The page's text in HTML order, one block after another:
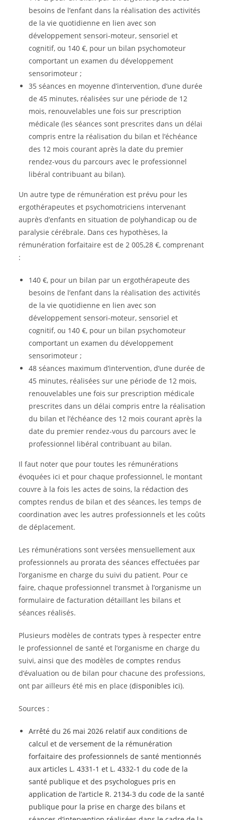
besoins de l’enfant dans la réalisation des activités
de la vie quotidienne en lien avec son
développement sensori-moteur, sensoriel et
cognitif, ou 140 €, pour un bilan psychomoteur
comportant un examen du développement
sensorimoteur ;
35 séances en moyenne d’intervention, d’une durée
de 45 minutes, réalisées sur une période de 12
mois, renouvelables une fois sur prescription
médicale (les séances sont prescrites dans un délai
compris entre la réalisation du bilan et l’échéance
des 12 mois courant après la date du premier
rendez-vous du parcours avec le professionnel
libéral contribuant au bilan).
Un autre type de rémunération est prévu pour les
ergothérapeutes et psychomotriciens intervenant
auprès d’enfants en situation de polyhandicap ou de
paralysie cérébrale. Dans ces hypothèses, la
rémunération forfaitaire est de 2 005,28 €, comprenant
:
140 €, pour un bilan par un ergothérapeute des
besoins de l’enfant dans la réalisation des activités
de la vie quotidienne en lien avec son
développement sensori-moteur, sensoriel et
cognitif, ou 140 €, pour un bilan psychomoteur
comportant un examen du développement
sensorimoteur ;
48 séances maximum d’intervention, d’une durée de
45 minutes, réalisées sur une période de 12 mois,
renouvelables une fois sur prescription médicale
prescrites dans un délai compris entre la réalisation
du bilan et l’échéance des 12 mois courant après la
date du premier rendez-vous du parcours avec le
professionnel libéral contribuant au bilan.
Il faut noter que pour toutes les rémunérations
évoquées ici et pour chaque professionnel, le montant
couvre à la fois les actes de soins, la rédaction des
comptes rendus de bilan et des séances, les temps de
coordination avec les autres professionnels et les coûts
de déplacement.
Les rémunérations sont versées mensuellement aux
professionnels au prorata des séances effectuées par
l’organisme en charge du suivi du patient. Pour ce
faire, chaque professionnel transmet à l’organisme un
formulaire de facturation détaillant les bilans et
séances réalisés.
Plusieurs modèles de contrats types à respecter entre
le professionnel de santé et l’organisme en charge du
suivi, ainsi que des modèles de comptes rendus
d’évaluation ou de bilan pour chacune des professions,
ont par ailleurs été mis en place (disponibles ici).
Sources :
Arrêté du 26 mai 2026 relatif aux conditions de
calcul et de versement de la rémunération
forfaitaire des professionnels de santé mentionnés
aux articles L. 4331-1 et L. 4332-1 du code de la
santé publique et des psychologues pris en
application de l’article R. 2134-3 du code de la santé
publique pour la prise en charge des bilans et